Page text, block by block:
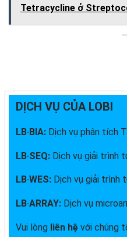
Tetracycline ở
DỊCH VỤ CỦA LOBI
LB·BIA: Dịch vụ phân tích
LB·SEQ: Dịch vụ giải trình
LB·WES: Dịch vụ giải trình
LB·ARRAY: Dịch vụ
Vui lòng liên hệ với chúng